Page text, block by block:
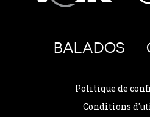
BALADOS
Politique de
Conditions